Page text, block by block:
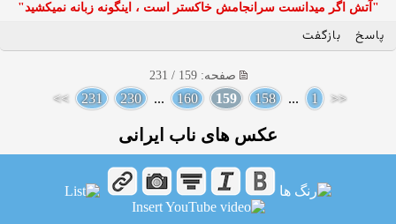
"آتش اگر ميدانست سرانجامش خاكستر است ، اينگونه زبانه نميكشيد"
پاسخ بازگفت
صفحه: 159 / 231
<<
1
...
158
159
160
...
230
231
>>
عکس های ناب ایرانی